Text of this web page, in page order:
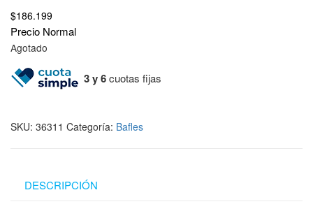
$186.199
Precio Normal
Agotado
3 y 6cuotas fijas
SKU: 36311 Categoría: Bafles
DESCRIPCIÓN